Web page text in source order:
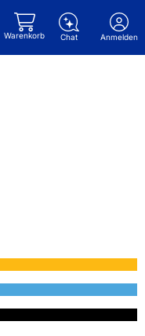
Warenkorb Chat Anmelden